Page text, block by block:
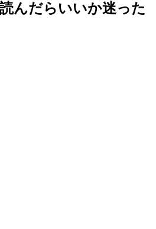
んだらいいか迷った